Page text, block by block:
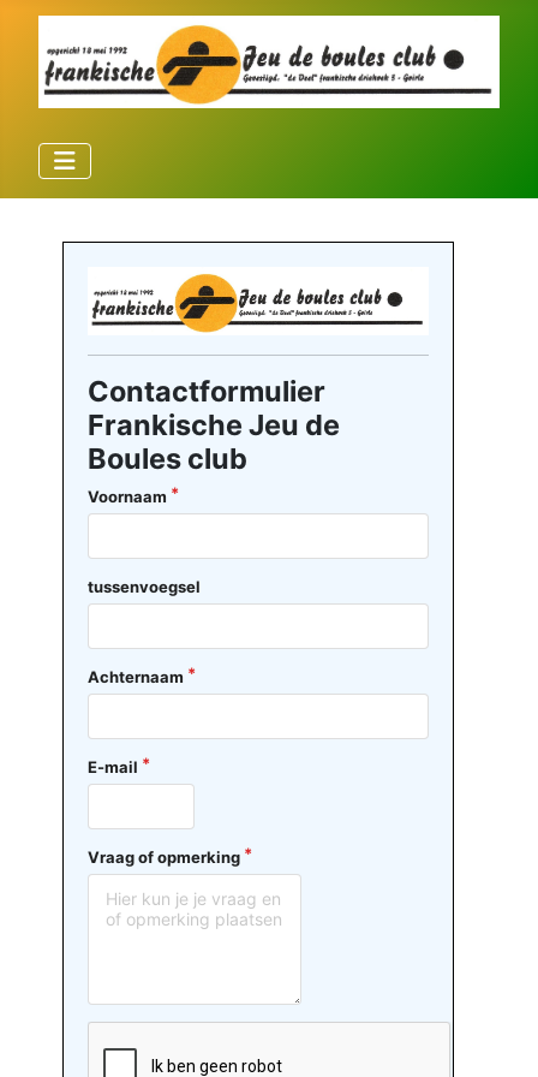
Contactformulier
Frankische Jeu de
Boules club
Voornaam
tussenvoegsel
Achternaam
E-mail
Vraag of opmerking